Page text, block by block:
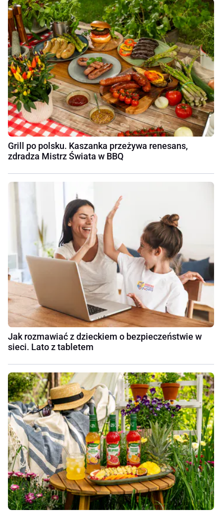
Grill po polsku. Kaszanka przeżywa renesans,
zdradza Mistrz Świata w BBQ
Jak rozmawiać z dzieckiem o bezpieczeństwie w
sieci. Lato z tabletem